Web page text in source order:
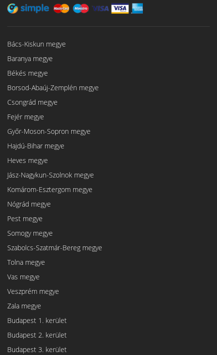
Bács-Kiskun megye
Baranya megye
Békés megye
Borsod-Abaúj-Zemplén megye
Csongrád megye
Fejér megye
Győr-Moson-Sopron megye
Hajdú-Bihar megye
Heves megye
Jász-Nagykun-Szolnok megye
Komárom-Esztergom megye
Nógrád megye
Pest megye
Somogy megye
Szabolcs-Szatmár-Bereg megye
Tolna megye
Vas megye
Veszprém megye
Zala megye
Budapest 1. kerület
Budapest 2. kerület
Budapest 3. kerület